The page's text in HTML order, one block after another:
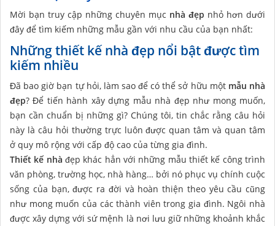
Mời bạn truy cập những chuyên mục nhà đẹp nhỏ hơn dưới
đây để tìm kiếm những mẫu gần với nhu cầu của bạn nhất:
Những thiết kế nhà đẹp nổi bật được tìm
kiếm nhiều
Đã bao giờ bạn tự hỏi, làm sao để có thể sở hữu một mẫu nhà
đẹp? Để tiến hành xây dựng mẫu nhà đẹp như mong muốn,
bạn cần chuẩn bị những gì? Chúng tôi, tin chắc rằng câu hỏi
này là câu hỏi thường trực luôn được quan tâm và quan tâm
ở quy mô rộng với cấp độ cao của từng gia đình.
Thiết kế nhà đẹp khác hẳn với những mẫu thiết kế công trình
văn phòng, trường học, nhà hàng… bởi nó phục vụ chính cuộc
sống của bạn, được ra đời và hoàn thiện theo yêu cầu cũng
như mong muốn của các thành viên trong gia đình. Ngôi nhà
được xây dựng với sứ mệnh là nơi lưu giữ những khoảnh khắc